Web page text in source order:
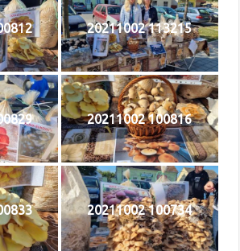
20211002 113215
20211002 100816
20211002 100734